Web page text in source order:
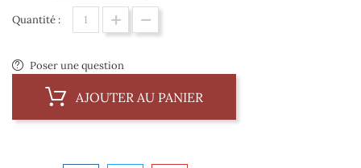
Quantité :
Poser une question
AJOUTER AU PANIER